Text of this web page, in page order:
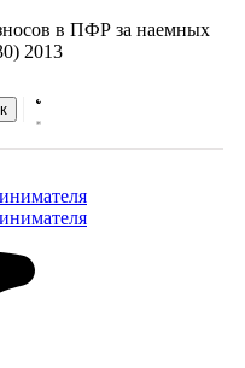
в ПФР за наемных
2013